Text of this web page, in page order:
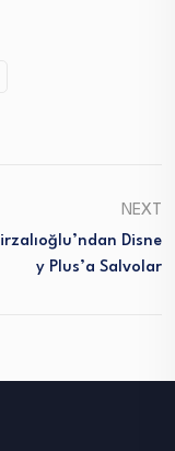
NEXT
Disne
Y Plus’a Salvolar